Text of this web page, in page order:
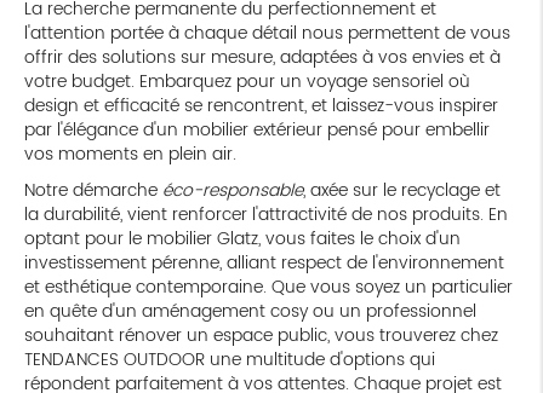
La recherche permanente du perfectionnement et
l'attention portée à chaque détail nous permettent de vous
offrir des solutions sur mesure, adaptées à vos envies et à
votre budget. Embarquez pour un voyage sensoriel où
design et efficacité se rencontrent, et laissez-vous inspirer
par l'élégance d'un mobilier extérieur pensé pour embellir
vos moments en plein air.
Notre démarche éco-responsable, axée sur le recyclage et
la durabilité, vient renforcer l'attractivité de nos produits. En
optant pour le mobilier Glatz, vous faites le choix d'un
investissement pérenne, alliant respect de l'environnement
et esthétique contemporaine. Que vous soyez un particulier
en quête d'un aménagement cosy ou un professionnel
souhaitant rénover un espace public, vous trouverez chez
TENDANCES OUTDOOR une multitude d'options qui
répondent parfaitement à vos attentes. Chaque projet est